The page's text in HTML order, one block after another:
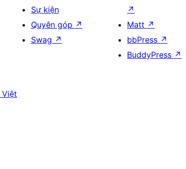
Sự kiện
Quyên góp ↗
Swag ↗
↗
Matt ↗
bbPress ↗
BuddyPress ↗